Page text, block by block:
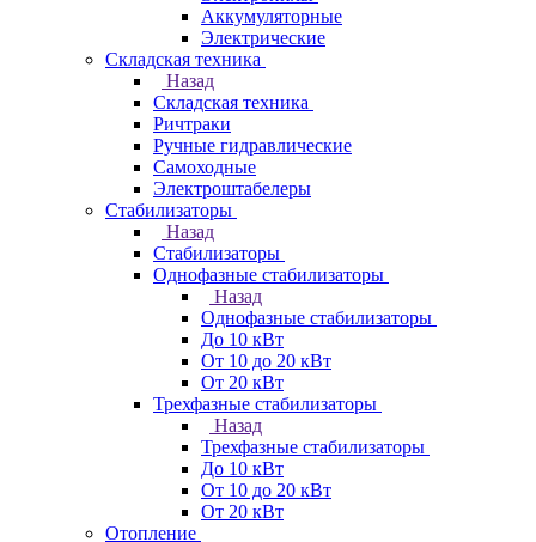
Аккумуляторные
Электрические
Складская техника
Назад
Складская техника
Ричтраки
Ручные гидравлические
Самоходные
Электроштабелеры
Стабилизаторы
Назад
Стабилизаторы
Однофазные стабилизаторы
Назад
Однофазные стабилизаторы
До 10 кВт
От 10 до 20 кВт
От 20 кВт
Трехфазные стабилизаторы
Назад
Трехфазные стабилизаторы
До 10 кВт
От 10 до 20 кВт
От 20 кВт
Отопление